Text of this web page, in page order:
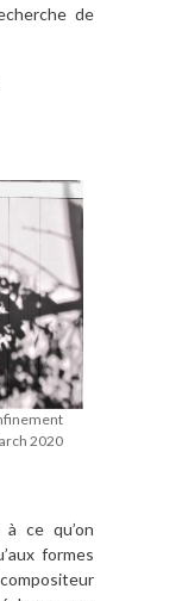
de
2020
ce qu’on
formes